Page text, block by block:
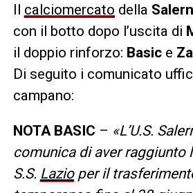
Il calciomercato della
con il botto dopo l’uscita di
il doppio rinforzo: Basice
Di seguito i comunicato
campano:
NOTA BASIC – «L’U.S.
comunica di aver raggiunto
S.S. Lazioper il